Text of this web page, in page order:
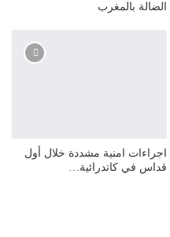
الضالة بالمغرب
اجراءات امنية مشددة خلال أول
قداس في كاتدرائية…